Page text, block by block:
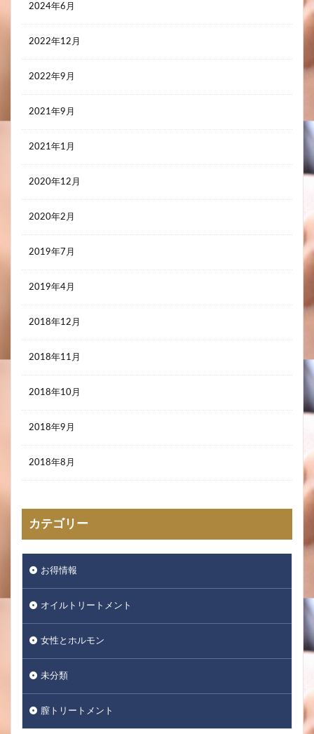
2024年6月
2022年12月
2022年9月
2021年9月
2021年1月
2020年12月
2020年2月
2019年7月
2019年4月
2018年12月
2018年11月
2018年10月
2018年9月
2018年8月
カテゴリー
お得情報
オイルトリートメント
女性とホルモン
未分類
膣トリートメント